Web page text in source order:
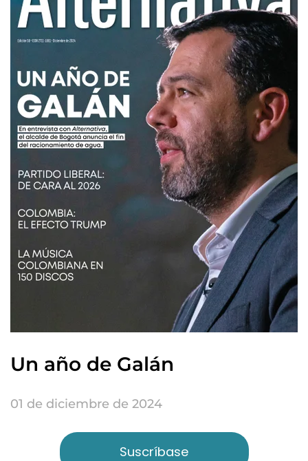
Un año de Galán
01 de diciembre de 2024
Suscríbase